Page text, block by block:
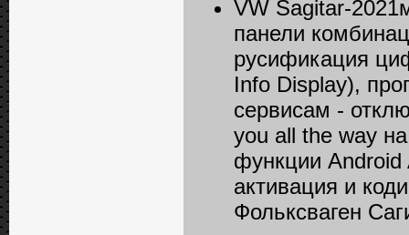
VW Sagitar-
панели
русификация
Info Displаy),
сервисам -
you all the way
функции Android
активация и
Фольксваген